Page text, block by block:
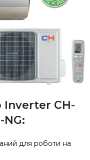
Inverter CH-
NG:
для роботи на